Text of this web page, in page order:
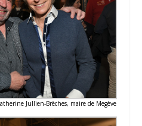
Jullien-Brèches, maire de Megève